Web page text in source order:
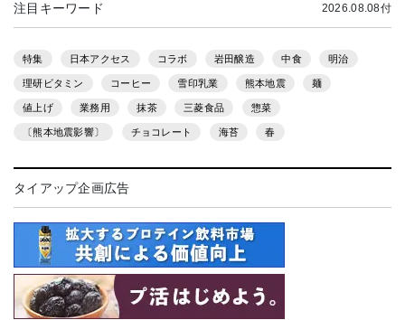
注目キーワード 2026.08.08付
特集 日本アクセス コラボ 岩田醸造 中食 明治
理研ビタミン コーヒー 雪印乳業 熊本地震 麺
値上げ 業務用 抹茶 三菱食品 惣菜
〔熊本地震影響〕 チョコレート 海苔 春
タイアップ企画広告